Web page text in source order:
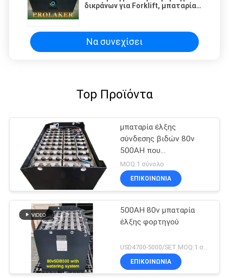
δικράνων για Forklift, μπαταρία
Να συνεχίσει
Top Προϊόντα
μπαταρία έλξης
σύνδεσης βιδών 80v
500AH που
προσαρμόζεται για
Forklift MHE
MOQ:1 σύνολο
ΕΠΙΚΟΙΝΩΝΙΑ
500AH 80v μπαταρία
έλξης φορτηγού
USD4700-5000/SET MOQ:1 σύνολο
ΕΠΙΚΟΙΝΩΝΙΑ